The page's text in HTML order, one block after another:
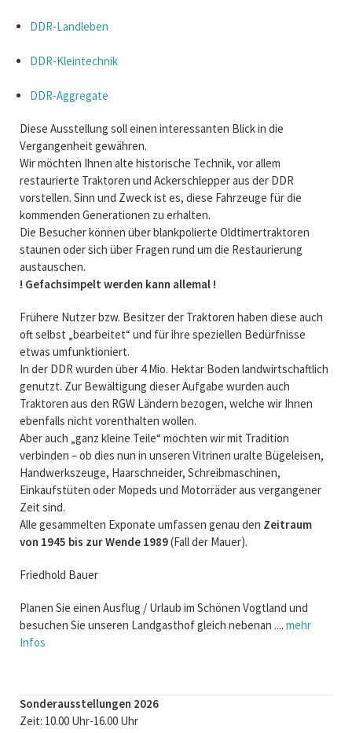
DDR-Landleben
DDR-Kleintechnik
DDR-Aggregate
Diese Ausstellung soll einen interessanten Blick in die
Vergangenheit gewähren.
Wir möchten Ihnen alte historische Technik, vor allem
restaurierte Traktoren und Ackerschlepper aus der DDR
vorstellen. Sinn und Zweck ist es, diese Fahrzeuge für die
kommenden Generationen zu erhalten.
Die Besucher können über blankpolierte Oldtimertraktoren
staunen oder sich über Fragen rund um die Restaurierung
austauschen.
! Gefachsimpelt werden kann allemal !
Frühere Nutzer bzw. Besitzer der Traktoren haben diese auch
oft selbst „bearbeitet“ und für ihre speziellen Bedürfnisse
etwas umfunktioniert.
In der DDR wurden über 4 Mio. Hektar Boden landwirtschaftlich
genutzt. Zur Bewältigung dieser Aufgabe wurden auch
Traktoren aus den RGW Ländern bezogen, welche wir Ihnen
ebenfalls nicht vorenthalten wollen.
Aber auch „ganz kleine Teile“ möchten wir mit Tradition
verbinden – ob dies nun in unseren Vitrinen uralte Bügeleisen,
Handwerkszeuge, Haarschneider, Schreibmaschinen,
Einkaufstüten oder Mopeds und Motorräder aus vergangener
Zeit sind.
Alle gesammelten Exponate umfassen genau den Zeitraum
von 1945 bis zur Wende 1989(Fall der Mauer).
Friedhold Bauer
Planen Sie einen Ausflug / Urlaub im Schönen Vogtland und
besuchen Sie unseren Landgasthof gleich nebenan .... mehr
Infos
Sonderausstellungen 2026
Zeit: 10.00 Uhr-16.00 Uhr